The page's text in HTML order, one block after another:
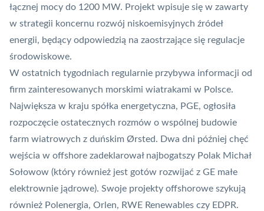
łącznej mocy do 1200 MW. Projekt wpisuje się w zawarty
w strategii koncernu rozwój niskoemisyjnych źródeł
energii, będący odpowiedzią na zaostrzające się regulacje
środowiskowe.
W ostatnich tygodniach regularnie przybywa informacji od
firm zainteresowanych morskimi wiatrakami w Polsce.
Największa w kraju spółka energetyczna, PGE, ogłosiła
rozpoczęcie ostatecznych rozmów o wspólnej budowie
farm wiatrowych z duńskim Ørsted. Dwa dni później chęć
wejścia w offshore zadeklarował najbogatszy Polak Michał
Sołowow (który również jest gotów rozwijać z GE małe
elektrownie jądrowe). Swoje projekty offshorowe szykują
również Polenergia, Orlen, RWE Renewables czy EDPR.